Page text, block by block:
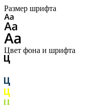
Размер шрифта
Цвет фона и шрифта